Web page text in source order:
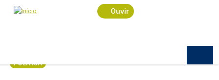
Passar para o conteúdo principal
Ouvir
Navegação estrutural
Início
Política
Silvério Regalado escolhido para Secretário de
POLÍTICA